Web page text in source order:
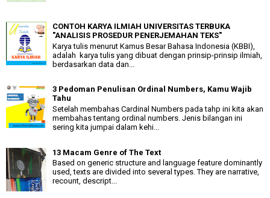
CONTOH KARYA ILMIAH UNIVERSITAS TERBUKA
"ANALISIS PROSEDUR PENERJEMAHAN TEKS"
Karya tulis menurut Kamus Besar Bahasa Indonesia (KBBI),
adalah karya tulis yang dibuat dengan prinsip-prinsip ilmiah,
berdasarkan data dan...
3 Pedoman Penulisan Ordinal Numbers, Kamu Wajib
Tahu
Setelah membahas Cardinal Numbers pada tahp ini kita akan
membahas tentang ordinal numbers. Jenis bilangan ini
sering kita jumpai dalam kehi...
13 Macam Genre of The Text
Based on generic structure and language feature dominantly
used, texts are divided into several types. They are narrative,
recount, descript...